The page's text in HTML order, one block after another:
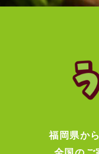
福岡県か